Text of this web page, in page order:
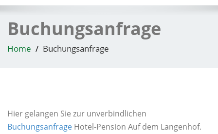
Buchungsanfrage
Home Buchungsanfrage
Hier gelangen Sie zur unverbindlichen
Buchungsanfrage Hotel-Pension Auf dem Langenhof.